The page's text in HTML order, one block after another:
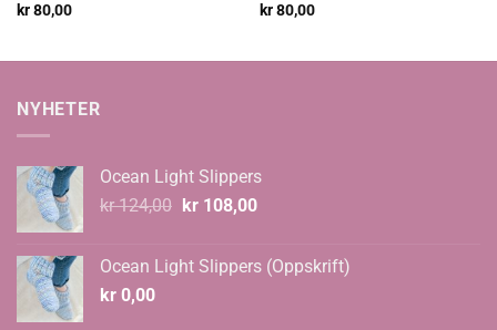
kr80,00
kr80,00
NYHETER
Ocean Light Slippers
kr124,00 Opprinnelig
kr 124,00.
kr108,00Nåværende
kr 108,00.
Ocean Light Slippers (Oppskrift)
kr 0,00